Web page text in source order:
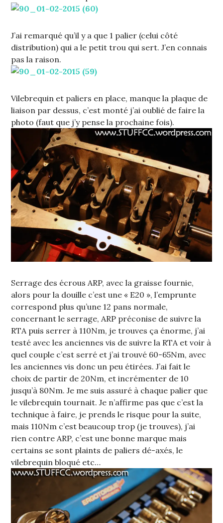
J’ai remarqué qu’il y a que 1 palier (celui côté
distribution) qui a le petit trou qui sert. J’en connais
pas la raison.
Vilebrequin et paliers en place, manque la plaque de
liaison par dessus, c’est monté j’ai oublié de faire la
photo (faut que j’y pense la prochaine fois).
Serrage des écrous ARP, avec la graisse fournie,
alors pour la douille c’est une « E20 », l’emprunte
correspond plus qu’une 12 pans normale,
concernant le serrage, ARP préconise de suivre la
RTA puis serrer à 110Nm, je trouves ça énorme, j’ai
testé avec les anciennes vis de suivre la RTA et voir à
quel couple c’est serré et j’ai trouvé 60-65Nm, avec
les anciennes vis donc un peu étirées. J’ai fait le
choix de partir de 20Nm, et incrémenter de 10
jusqu’à 80Nm. Je me suis assuré à chaque palier que
le vilebrequin tournait. Je n’affirme pas que c’est la
technique à faire, je prends le risque pour la suite,
mais 110Nm c’est beaucoup trop (je trouves), j’ai
rien contre ARP, c’est une bonne marque mais
certains se sont plaints de paliers dé-axés, le
vilebrequin bloqué etc…